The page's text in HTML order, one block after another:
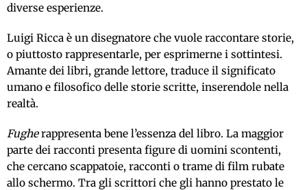
diverse esperienze.
Luigi Ricca è un disegnatore che vuole raccontare storie,
o piuttosto rappresentarle, per esprimerne i sottintesi.
Amante dei libri, grande lettore, traduce il significato
umano e filosofico delle storie scritte, inserendole nella
realtà.
Fugherappresenta bene l’essenza del libro. La maggior
parte dei racconti presenta figure di uomini scontenti,
che cercano scappatoie, racconti o trame di film rubate
allo schermo. Tra gli scrittori che gli hanno prestato le